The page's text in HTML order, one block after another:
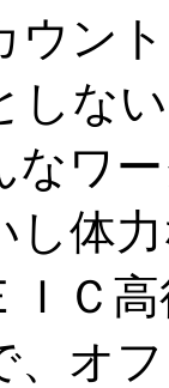
ウン
しな
なワ
し体
ＩＣ
、オ